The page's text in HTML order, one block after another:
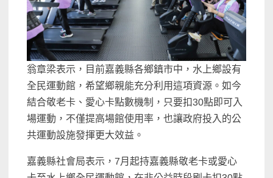
翁章梁表示，目前嘉義縣各鄉鎮市中，水上鄉設有
全民運動館，希望鄉親能充分利用這項資源。如今
結合敬老卡、愛心卡點數機制，只要扣30點即可入
場運動，不僅提高場館使用率，也讓政府投入的公
共運動設施發揮更大效益。
嘉義縣社會局表示，7月起持嘉義縣敬老卡或愛心